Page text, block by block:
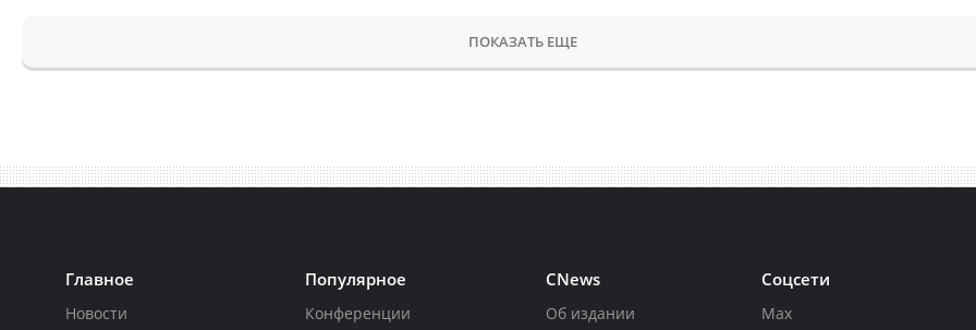
ПОКАЗАТЬ ЕЩЕ
Главное
Новости
Популярное
Конференции
CNews
Об издании
Соцсети
Max